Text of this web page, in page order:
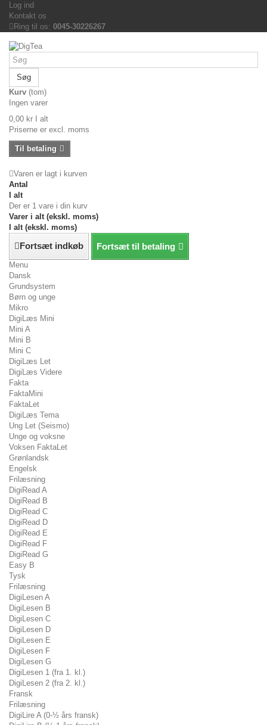
Log ind
Kontakt os
Ring til os: 0045-30226267
Søg
Kurv (tom)
Ingen varer
0,00 kr
I alt
Priserne er excl. moms
Til betaling
Varen er lagt i kurven
Antal
I alt
Der er 1 vare i din kurv
Varer i alt (ekskl. moms)
I alt (ekskl. moms)
Fortsæt indkøb Fortsæt til betaling
Menu
Dansk
Grundsystem
Børn og unge
Mikro
DigiLæs Mini
Mini A
Mini B
Mini C
DigiLæs Let
DigiLæs Videre
Fakta
FaktaMini
FaktaLet
DigiLæs Tema
Ung Let (Seismo)
Unge og voksne
Voksen FaktaLet
Grønlandsk
Engelsk
Frilæsning
DigiRead A
DigiRead B
DigiRead C
DigiRead D
DigiRead E
DigiRead F
DigiRead G
Easy B
Tysk
Frilæsning
DigiLesen A
DigiLesen B
DigiLesen C
DigiLesen D
DigiLesen E
DigiLesen F
DigiLesen G
DigiLesen 1 (fra 1. kl.)
DigiLesen 2 (fra 2. kl.)
Fransk
Frilæsning
DigiLire A (0-½ års fransk)